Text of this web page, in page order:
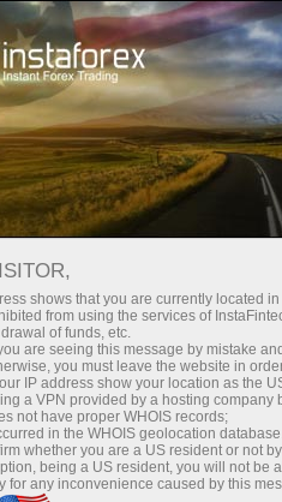
Dành cho Nhà đầu
shows that you are currently located
from using the services of
of funds, etc.
are seeing this message by mistake
you must leave the website in
IP address show your location as the
a VPN provided by a hosting company
not have proper WHOIS records;
in the WHOIS geolocation
whether you are a US resident or not
being a US resident, you will not be
for any inconvenience caused by this